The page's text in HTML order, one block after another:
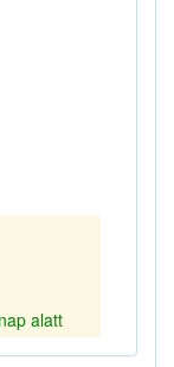
alatt